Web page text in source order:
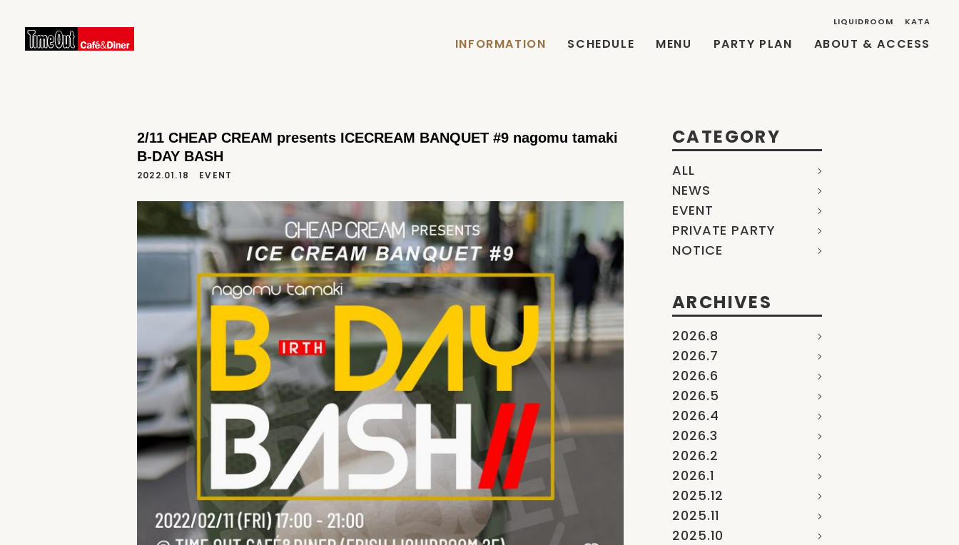
LIQUIDROOM KATA
INFORMATION SCHEDULE MENU PARTY PLAN ABOUT & ACCESS
2/11 CHEAP CREAM presents ICECREAM BANQUET #9 nagomu tamaki
B-DAY BASH
2022.01.18 EVENT
CATEGORY
ALL
NEWS
EVENT
PRIVATE PARTY
NOTICE
ARCHIVES
2026.8
2026.7
2026.6
2026.5
2026.4
2026.3
2026.2
2026.1
2025.12
2025.11
2025.10